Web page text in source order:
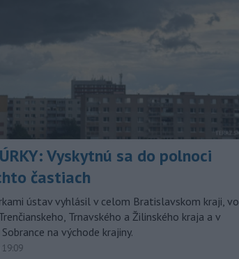
Vyskytnú sa do polnoci
častiach
ústav vyhlásil v celom Bratislavskom kraji, vo
Trnavského a Žilinského kraja a v
na východe krajiny.